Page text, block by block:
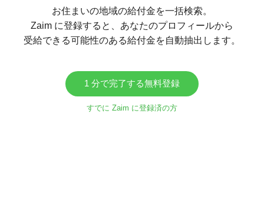
お住まいの地域の給付金を一括検索。
Zaim に登録すると、あなたのプロフィールから
受給できる可能性のある給付金を自動抽出します。
1 分で完了する無料登録
すでに Zaim に登録済の方